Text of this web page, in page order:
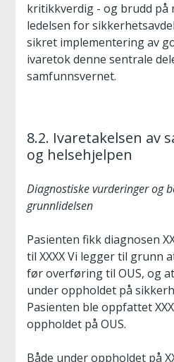
kritikkverdig - og brudd på
ledelsen for
sikret implementering av
ivaretok denne sentrale
samfunnsvernet.
8.2. Ivaretakelsen av
og helsehjelpen
Diagnostiske vurderinger og
grunnlidelsen
Pasienten fikk diagnosen
til XXXX Vi legger til grunn
før overføring til OUS, og
under oppholdet på
Pasienten ble oppfattet
oppholdet på OUS.
Både under oppholdet på